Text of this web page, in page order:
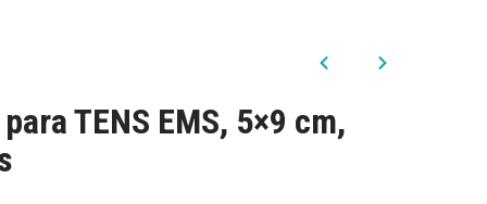
TENS EMS, 5×9 cm,